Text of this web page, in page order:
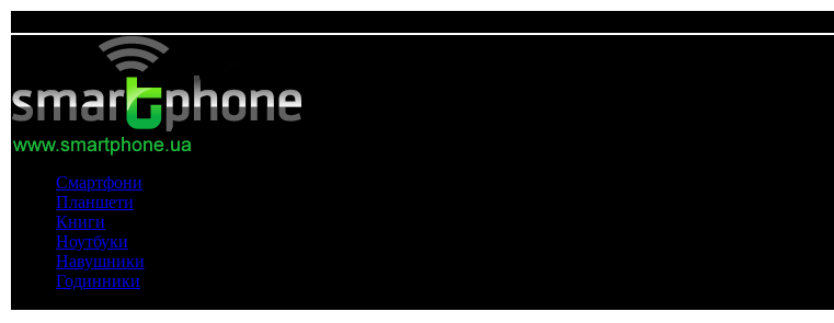
Смартфони
Планшети
Книги
Ноутбуки
Навушники
Годинники